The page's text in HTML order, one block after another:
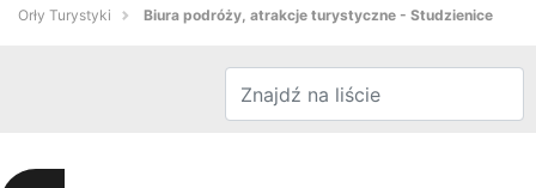
Orły Turystyki Biura podróży, atrakcje turystyczne - Studzienice